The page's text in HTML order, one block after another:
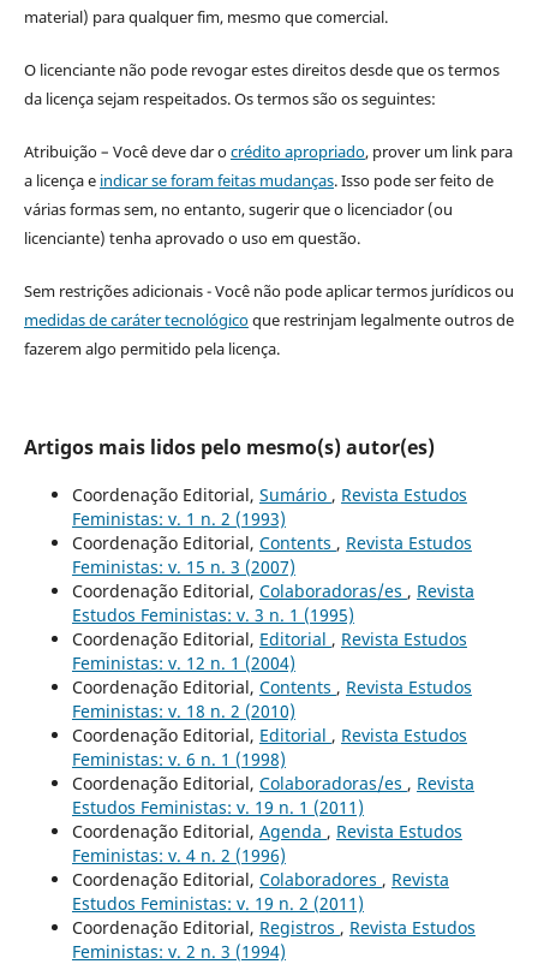
material) para qualquer fim, mesmo que comercial.
O licenciante não pode revogar estes direitos desde que os termos
da licença sejam respeitados. Os termos são os seguintes:
Atribuição – Você deve dar ocrédito apropriado, prover um link para
a licença e indicar se foram feitas mudanças. Isso pode ser feito de
várias formas sem, no entanto, sugerir que o licenciador (ou
licenciante) tenha aprovado o uso em questão.
Sem restrições adicionais - Você não pode aplicar termos jurídicos ou
medidas de caráter tecnológicoque restrinjam legalmente outros de
fazerem algo permitido pela licença.
Artigos mais lidos pelo mesmo(s) autor(es)
Coordenação Editorial, Sumário , Revista Estudos
Feministas: v. 1 n. 2 (1993)
Coordenação Editorial, Contents , Revista Estudos
Feministas: v. 15 n. 3 (2007)
Coordenação Editorial, Colaboradoras/es , Revista
Estudos Feministas: v. 3 n. 1 (1995)
Coordenação Editorial, Editorial , Revista Estudos
Feministas: v. 12 n. 1 (2004)
Coordenação Editorial, Contents , Revista Estudos
Feministas: v. 18 n. 2 (2010)
Coordenação Editorial, Editorial , Revista Estudos
Feministas: v. 6 n. 1 (1998)
Coordenação Editorial, Colaboradoras/es , Revista
Estudos Feministas: v. 19 n. 1 (2011)
Coordenação Editorial, Agenda , Revista Estudos
Feministas: v. 4 n. 2 (1996)
Coordenação Editorial, Colaboradores , Revista
Estudos Feministas: v. 19 n. 2 (2011)
Coordenação Editorial, Registros , Revista Estudos
Feministas: v. 2 n. 3 (1994)